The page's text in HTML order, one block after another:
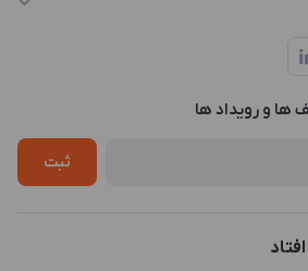
ها و رویداد ها
ثبت